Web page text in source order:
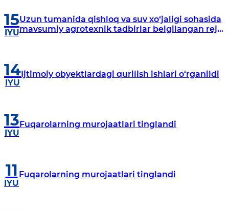
15
IYU
Uzun tumanida qishloq va suv xo‘jaligi sohasida
mavsumiy agrotexnik tadbirlar belgilangan reja
14
IYU
Ijtimoiy obyektlardagi qurilish ishlari o‘rganildi
13
IYU
Fuqarolarning murojaatlari tinglandi
11
IYU
Fuqarolarning murojaatlari tinglandi